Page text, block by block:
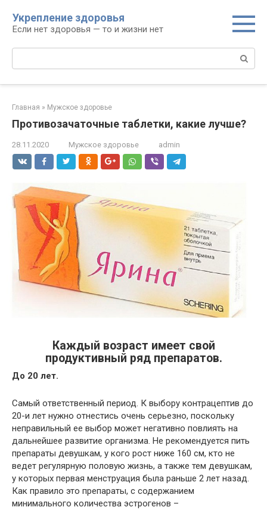
контенту
Укрепление здоровья
Если нет здоровья — то и жизни нет
Поиск:
Главная » Мужское здоровье
Противозачаточные таблетки, какие лучше?
28.11.2020 Мужское здоровье admin
Каждый возраст имеет свой
продуктивный ряд препаратов.
До 20 лет.
Самый ответственный период. К выбору контрацептив до
20-и лет нужно отнестись очень серьезно, поскольку
неправильный ее выбор может негативно повлиять на
дальнейшее развитие организма. Не рекомендуется пить
препараты девушкам, у кого рост ниже 160 см, кто не
ведет регулярную половую жизнь, а также тем девушкам,
у которых первая менструация была раньше 2 лет назад.
Как правило это препараты, с содержанием
минимального количества эстрогенов –